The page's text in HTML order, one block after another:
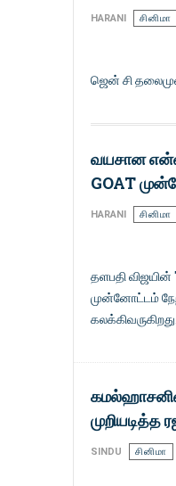
HARANI சினிமா
ஜென் சி
வயசான
GOAT
HARANI சினிமா
தளபதி விஜயின்
முன்னோட்டம்
கலக்கிவருகிறது.
முறியடித்த
SINDU சினிமா